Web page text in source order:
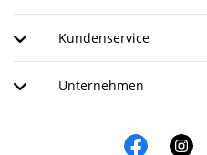
Kundenservice
Unternehmen